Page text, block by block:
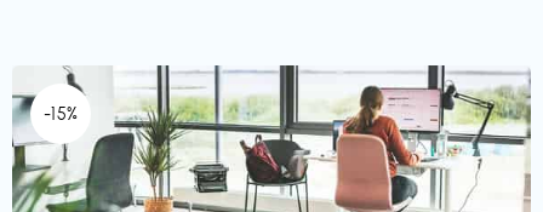
-15%